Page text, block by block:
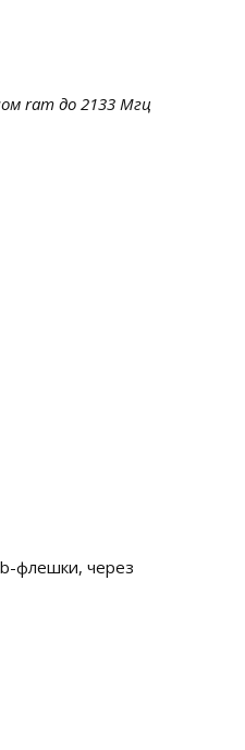
ram до 2133 Мгц
флешки, через